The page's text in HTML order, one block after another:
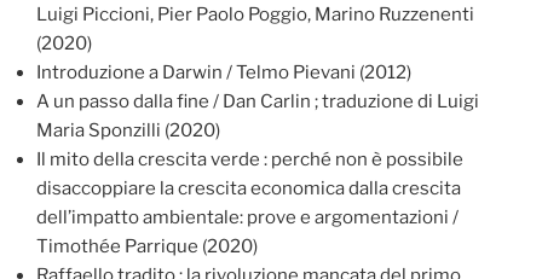
Luigi Piccioni, Pier Paolo Poggio, Marino Ruzzenenti
(2020)
Introduzione a Darwin / Telmo Pievani (2012)
A un passo dalla fine / Dan Carlin ; traduzione di Luigi
Maria Sponzilli (2020)
Il mito della crescita verde : perché non è possibile
disaccoppiare la crescita economica dalla crescita
dell’impatto ambientale: prove e argomentazioni /
Timothée Parrique (2020)